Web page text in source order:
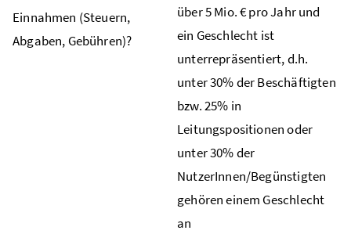
Einnahmen (Steuern,
Abgaben, Gebühren)?
über 5 Mio. € pro Jahr und
ein Geschlecht ist
unterrepräsentiert, d.h.
unter 30% der Beschäftigten
bzw. 25% in
Leitungspositionen oder
unter 30% der
NutzerInnen/Begünstigten
gehören einem Geschlecht
an